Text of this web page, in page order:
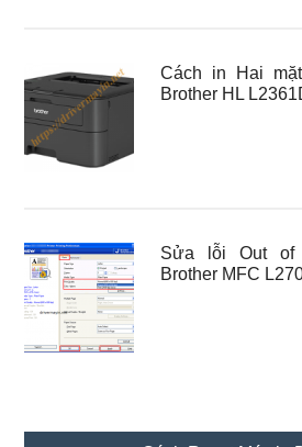
Cách in Hai
Brother HL
Sửa lỗi Out of
Brother MFC